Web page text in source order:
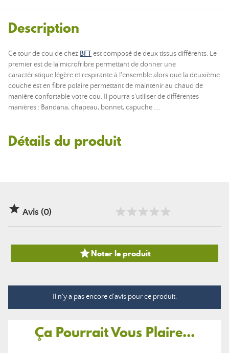
Description
Ce tour de cou de chez BFTest composé de deux tissus différents. Le
premier est de la microfribre permettant de donner une
caractéristique légère et respirante à l'ensemble alors que la deuxième
couche est en fibre polaire permettant de maintenir au chaud de
manière confortable votre cou. Il pourra s'utiliser de différentes
manières : Bandana, chapeau, bonnet, capuche ....
Détails du produit
 Avis (0)
Noter le produit
Il n'y a pas encore d'avis pour ce produit.
Ça Pourrait Vous Plaire...